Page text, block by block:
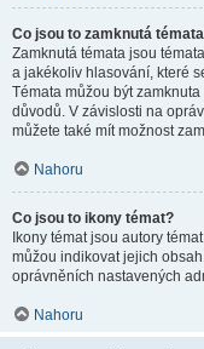
Co jsou to zamknutá
Zamknutá témata jsou
a jakékoliv hlasování, které
Témata můžou být
důvodů. V závislosti na
můžete také mít možnost
Nahoru
Co jsou to ikony témat?
Ikony témat jsou autory
můžou indikovat jejich
oprávněních nastavených
Nahoru